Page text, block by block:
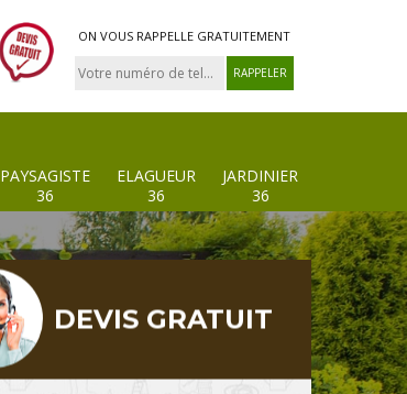
ON VOUS RAPPELLE GRATUITEMENT
PAYSAGISTE
36
ELAGUEUR
36
JARDINIER
36
DEVIS GRATUIT